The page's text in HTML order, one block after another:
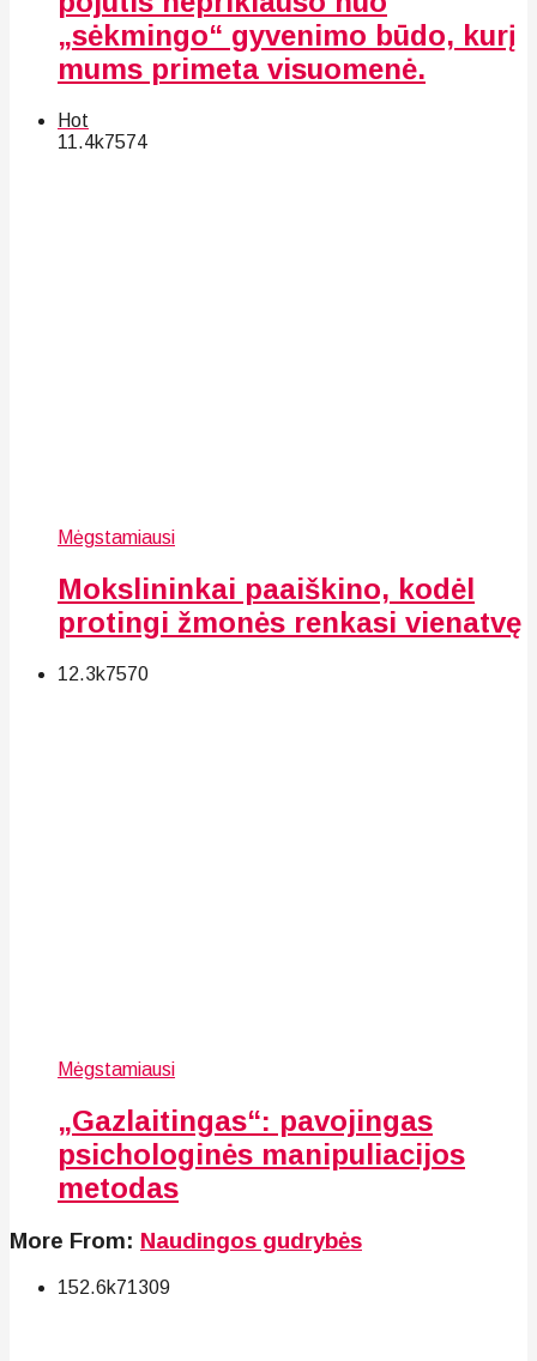
„sėkmingo“ gyvenimo būdo, kurį
mums primeta visuomenė.
Hot
11.4k7574
Mėgstamiausi
Mokslininkai paaiškino, kodėl
protingi žmonės renkasi vienatvę
12.3k7570
Mėgstamiausi
„Gazlaitingas“: pavojingas
psichologinės manipuliacijos
metodas
More From: Naudingos gudrybės
152.6k71 309